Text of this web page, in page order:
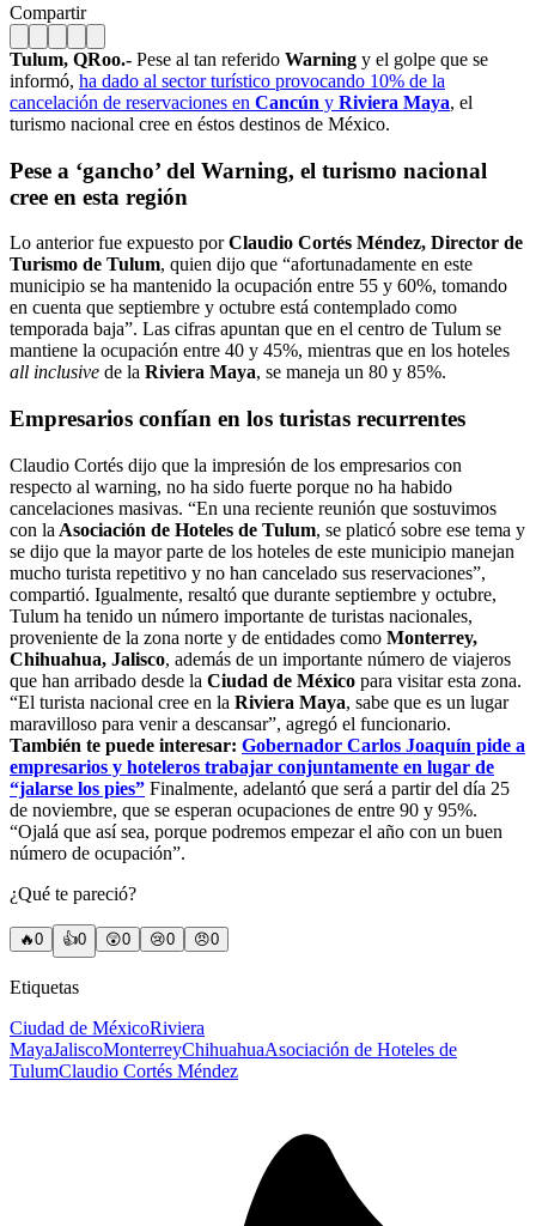
Compartir
Tulum, QRoo.- Pese al tan referido Warning y el golpe que se
informó, ha dado al sector turístico provocando 10% de la
cancelación de reservaciones en Cancún y Riviera Maya, el
turismo nacional cree en éstos destinos de México.
Pese a ‘gancho’ del Warning, el turismo nacional
cree en esta región
Lo anterior fue expuesto porClaudio Cortés Méndez, Director de
Turismo de Tulum, quien dijo que “afortunadamente en este
municipio se ha mantenido la ocupación entre 55 y 60%, tomando
en cuenta que septiembre y octubre está contemplado como
temporada baja”. Las cifras apuntan que en el centro de Tulum se
mantiene la ocupación entre 40 y 45%, mientras que en los hoteles
all inclusive de la Riviera Maya, se maneja un 80 y 85%.
Empresarios confían en los turistas recurrentes
Claudio Cortés dijo que la impresión de los empresarios con
respecto al warning, no ha sido fuerte porque no ha habido
cancelaciones masivas. “En una reciente reunión que sostuvimos
con la Asociación de Hoteles de Tulum, se platicó sobre ese tema y
se dijo que la mayor parte de los hoteles de este municipio manejan
mucho turista repetitivo y no han cancelado sus reservaciones”,
compartió. Igualmente, resaltó que durante septiembre y octubre,
Tulum ha tenido un número importante de turistas nacionales,
proveniente de la zona norte y de entidades como Monterrey,
Chihuahua, Jalisco, además de un importante número de viajeros
que han arribado desde la Ciudad de México para visitar esta zona.
“El turista nacional cree en la Riviera Maya, sabe que es un lugar
maravilloso para venir a descansar”, agregó el funcionario.
También te puede interesar: Gobernador Carlos Joaquín pide a
empresarios y hoteleros trabajar conjuntamente en lugar de
“jalarse los pies” Finalmente, adelantó que será a partir del día 25
de noviembre, que se esperan ocupaciones de entre 90 y 95%.
“Ojalá que así sea, porque podremos empezar el año con un buen
número de ocupación”.
¿Qué te pareció?
🔥0 👍0 😲0 😢0 😠0
Etiquetas
Ciudad de MéxicoRiviera
MayaJaliscoMonterreyChihuahuaAsociación de Hoteles de
TulumClaudio Cortés Méndez